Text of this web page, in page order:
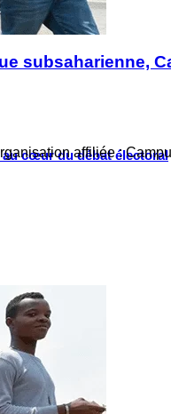
au cœur du débat électoral
subsaharienne,
affiliée :